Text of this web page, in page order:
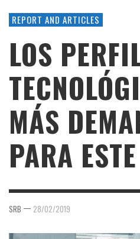
REPORT AND ARTICLES
LOS
MÁS
PARA
SRB — 28/02/2019